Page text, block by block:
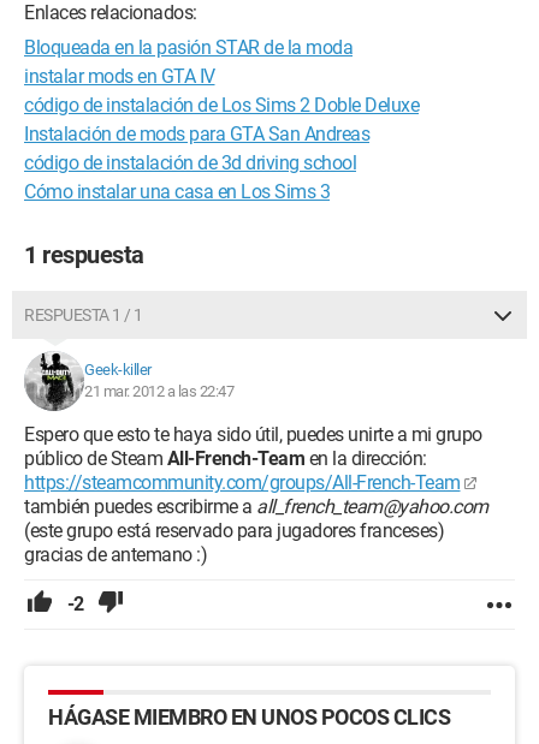
Enlaces relacionados:
Bloqueada en la pasión STAR de la moda
instalar mods en GTA IV
código de instalación de Los Sims 2 Doble Deluxe
Instalación de mods para GTA San Andreas
código de instalación de 3d driving school
Cómo instalar una casa en Los Sims 3
1 respuesta
RESPUESTA 1 / 1
Geek-killer
21 mar. 2012 a las 22:47
Espero que esto te haya sido útil, puedes unirte a mi grupo
público de Steam All-French-Team en la dirección:
https://steamcommunity.com/groups/All-French-Team
también puedes escribirme a all_french_team@yahoo.com
(este grupo está reservado para jugadores franceses)
gracias de antemano :)
-2
HÁGASE MIEMBRO EN UNOS POCOS CLICS